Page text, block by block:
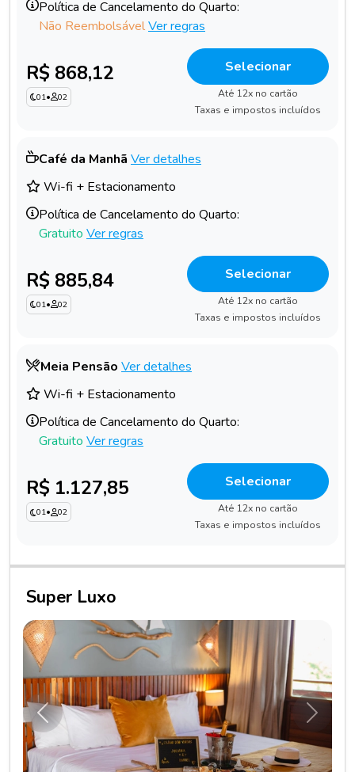
Política de Cancelamento do Quarto:
Não ReembolsávelVer regras
R$ 868,12
01• 02
Selecionar
Até 12x no cartão
Taxas e impostos incluídos
Café da Manhã Ver detalhes
Wi-fi + Estacionamento
Política de Cancelamento do Quarto:
Gratuito Ver regras
R$ 885,84
01• 02
Selecionar
Até 12x no cartão
Taxas e impostos incluídos
Meia Pensão Ver detalhes
Wi-fi + Estacionamento
Política de Cancelamento do Quarto:
Gratuito Ver regras
R$ 1.127,85
01• 02
Selecionar
Até 12x no cartão
Taxas e impostos incluídos
Super Luxo
Anterior